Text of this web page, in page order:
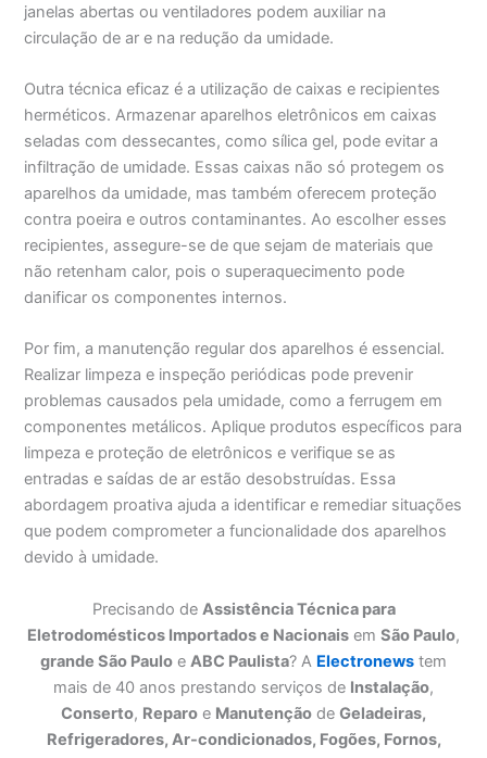
janelas abertas ou ventiladores podem auxiliar na
circulação de ar e na redução da umidade.
Outra técnica eficaz é a utilização de caixas e recipientes
herméticos. Armazenar aparelhos eletrônicos em caixas
seladas com dessecantes, como sílica gel, pode evitar a
infiltração de umidade. Essas caixas não só protegem os
aparelhos da umidade, mas também oferecem proteção
contra poeira e outros contaminantes. Ao escolher esses
recipientes, assegure-se de que sejam de materiais que
não retenham calor, pois o superaquecimento pode
danificar os componentes internos.
Por fim, a manutenção regular dos aparelhos é essencial.
Realizar limpeza e inspeção periódicas pode prevenir
problemas causados pela umidade, como a ferrugem em
componentes metálicos. Aplique produtos específicos para
limpeza e proteção de eletrônicos e verifique se as
entradas e saídas de ar estão desobstruídas. Essa
abordagem proativa ajuda a identificar e remediar situações
que podem comprometer a funcionalidade dos aparelhos
devido à umidade.
Precisando de Assistência Técnica para
Eletrodomésticos Importados e Nacionais em São Paulo,
grande São Paulo e ABC Paulista? A Electronews tem
mais de 40 anos prestando serviços de Instalação,
Conserto, Reparo e Manutenção de Geladeiras,
Refrigeradores, Ar-condicionados, Fogões, Fornos,